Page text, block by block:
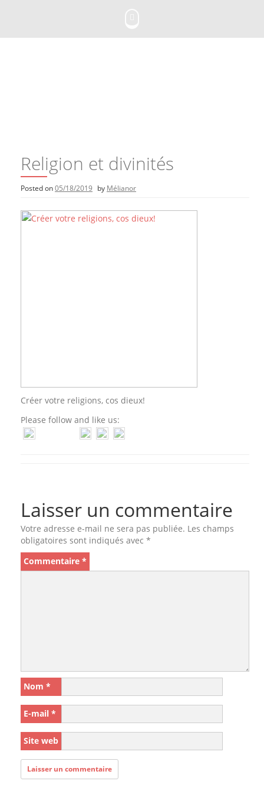
Religion et divinités
Posted on05/18/2019 by Mélianor
Créer votre religions, cos dieux!
Please follow and like us:
Laisser un commentaire
Votre adresse e-mail ne sera pas publiée. Les champs
obligatoires sont indiqués avec *
Commentaire *
Nom *
E-mail *
Site web